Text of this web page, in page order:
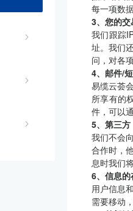
每一项数
3、您的交
我们跟踪
址。我们
问，对各
4、邮件/
易缆云荟
所享有的
件，可以
5、第三方
我们不会
合作时，
息时我们
6、信息
用户信息
需要移动